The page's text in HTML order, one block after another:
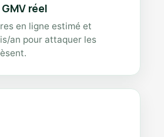
réel
en ligne estimé et
an pour attaquer les